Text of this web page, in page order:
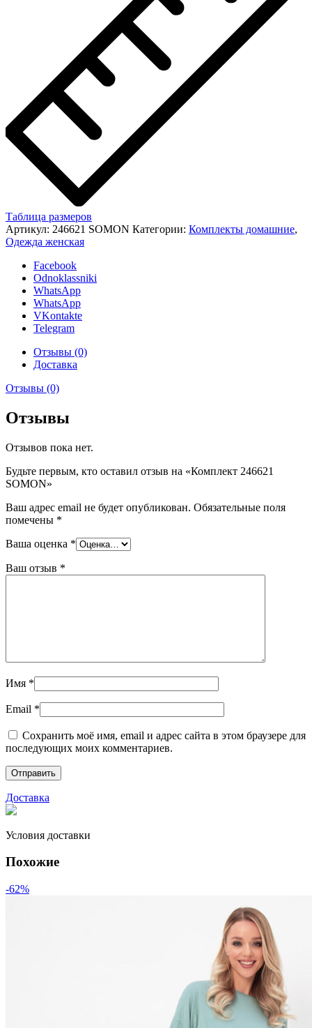
Таблица размеров
Артикул: 246621 SOMON Категории: Комплекты домашние,
Одежда женская
Facebook
Odnoklassniki
WhatsApp
WhatsApp
VKontakte
Telegram
Отзывы (0)
Доставка
Отзывы (0)
Отзывы
Отзывов пока нет.
Будьте первым, кто оставил отзыв на «Комплект 246621
SOMON»
Ваш адрес email не будет опубликован. Обязательные поля
помечены *
Ваша оценка *
Ваш отзыв *
Имя *
Email *
Сохранить моё имя, email и адрес сайта в этом браузере для
последующих моих комментариев.
Доставка
Условия доставки
Похожие
-62%